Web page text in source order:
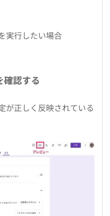
実行したい場合
確認する
が正しく反映されている